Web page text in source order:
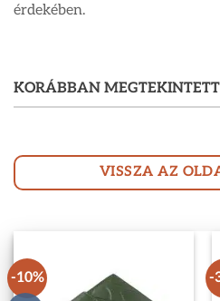
érdekében.
KORÁBBAN MEGTEKINTETT
VISSZA AZ
-10% -